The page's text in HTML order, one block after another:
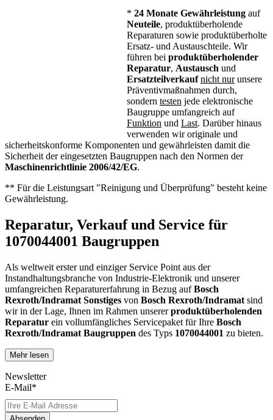
* 24 Monate Gewährleistung auf
Neuteile, produktüberholende
Reparaturen sowie produktüberholte
Ersatz- und Austauschteile. Wir
führen bei produktüberholender
Reparatur, Austausch und
Ersatzteilverkauf nicht nurunsere
Präventivmaßnahmen durch,
sondern testen jede elektronische
Baugruppe umfangreich auf
Funktion und Last. Darüber hinaus
verwenden wir originale und
sicherheitskonforme Komponenten und gewährleisten damit die
Sicherheit der eingesetzten Baugruppen nach den Normen der
Maschinenrichtlinie 2006/42/EG.
** Für die Leistungsart "Reinigung und Überprüfung" besteht keine
Gewährleistung.
Reparatur, Verkauf und Service für
1070044001 Baugruppen
Als weltweit erster und einziger Service Point aus der
Instandhaltungsbranche von Industrie-Elektronik und unserer
umfangreichen Reparaturerfahrung in Bezug aufBosch
Rexroth/Indramat Sonstiges von Bosch Rexroth/Indramat sind
wir in der Lage, Ihnen im Rahmen unsererproduktüberholenden
Reparatur ein vollumfängliches Servicepaket für Ihre Bosch
Rexroth/Indramat Baugruppen des Typs 1070044001 zu bieten.
Dies unterscheidet unsere
konventionellen Reparaturen:
oder einem höheren Verschleiß unterliegen
Zertifizierte Reparaturwerkstatt
Mehr lesen
Newsletter
E-Mail*